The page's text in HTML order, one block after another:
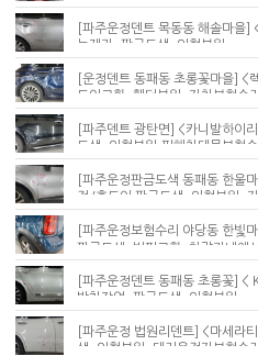
[파주운정덴트 목동동 해솔마을]
녹제거, 판금도색, 외형복원
[운정덴트 동패동 초롱꽃마을] <
도어교환, 휀더복원, 자차보험수
[파주덴트 광탄면] <카니발하이
도색, 외형복원,피해차대물보험
[파주운정판금도색 동패동 한울
전/후도어 판금도색, 외형복원,
[파주운정보험수리 야당동 한빛
판금도색, 범퍼교환, 차량가내에
[파주운정덴트 동패동 초롱꽃] <
방청작업, 판금도색, 외형복원
[파주운정 법원리덴트] <마세라
색, 외형복원, 대리운전자보험수